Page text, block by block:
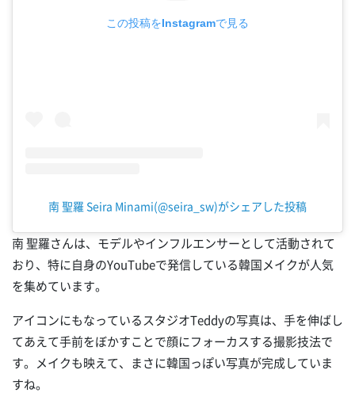
この投稿をInstagramで見る
南 聖羅 Seira Minami(@seira_sw)がシェアした投稿
南 聖羅さんは、モデルやインフルエンサーとして活動されて
おり、特に自身のYouTubeで発信している韓国メイクが人気
を集めています。
アイコンにもなっているスタジオTeddyの写真は、手を伸ばし
てあえて手前をぼかすことで顔にフォーカスする撮影技法で
す。メイクも映えて、まさに韓国っぽい写真が完成していま
すね。